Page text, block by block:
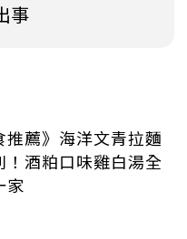
事
推薦》海洋文青拉麵
！酒粕口味雞白湯全
家